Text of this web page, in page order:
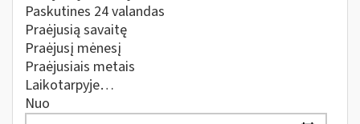
Paskutines 24 valandas
Praėjusią savaitę
Praėjusį mėnesį
Praėjusiais metais
Laikotarpyje…
Nuo